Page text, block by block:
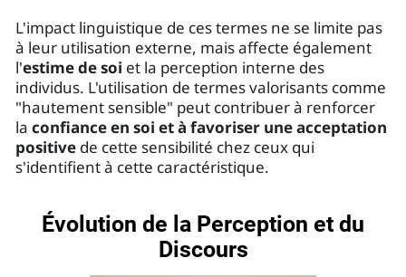
L'impact linguistique de ces termes ne se limite pas
à leur utilisation externe, mais affecte également
l'estime de soi et la perception interne des
individus. L'utilisation de termes valorisants comme
"hautement sensible" peut contribuer à renforcer
la confiance en soi et à favoriser une acceptation
positive de cette sensibilité chez ceux qui
s'identifient à cette caractéristique.
Évolution de la Perception et du
Discours